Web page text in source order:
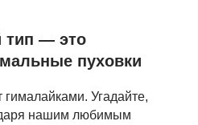
тип — это
пуховки
Угадайте,
нашим любимым